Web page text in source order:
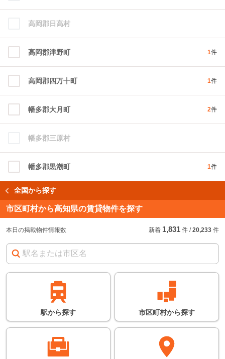
高岡郡日高村
高岡郡津野町 1件
高岡郡四万十町 1件
幡多郡大月町 2件
幡多郡三原村
幡多郡黒潮町 1件
全国から探す
市区町村から高知県の賃貸物件を探す
本日の掲載物件情報数 新着 1,831 件 /20,233 件
駅から探す 市区町村から探す